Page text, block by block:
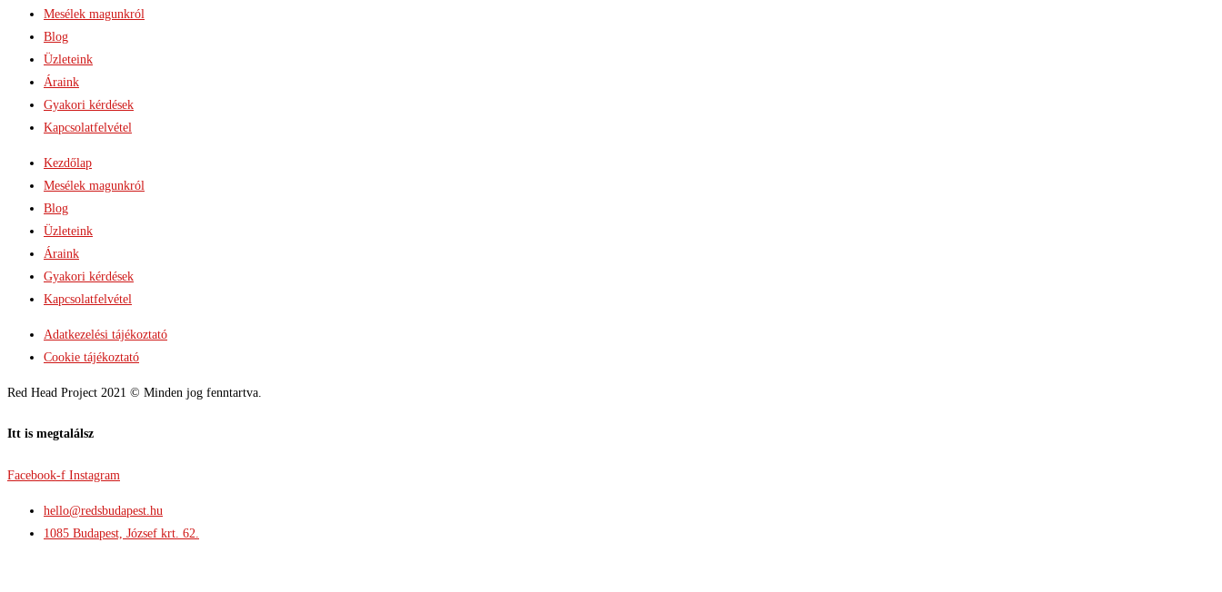
Mesélek magunkról
Blog
Üzleteink
Áraink
Gyakori kérdések
Kapcsolatfelvétel
Kezdőlap
Mesélek magunkról
Blog
Üzleteink
Áraink
Gyakori kérdések
Kapcsolatfelvétel
Adatkezelési tájékoztató
Cookie tájékoztató
Red Head Project 2021 © Minden jog fenntartva.
Itt is megtalálsz
Facebook-f Instagram
hello@redsbudapest.hu
1085 Budapest, József krt. 62.